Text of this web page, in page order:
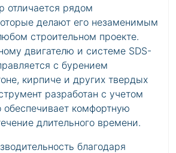
отличается рядом
делают его незаменимым
строительном проекте.
двигателю и системе SDS-
с бурением
кирпиче и других твердых
разработан с учетом
обеспечивает комфортную
длительного времени.
благодаря